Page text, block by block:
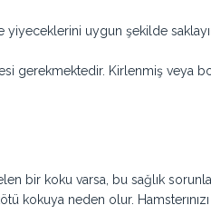
yiyeceklerini uygun şekilde
gerekmektedir. Kirlenmiş veya
bir koku varsa, bu sağlık
kokuya neden olur.